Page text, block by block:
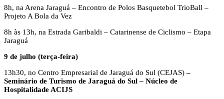
8h, na Arena Jaraguá – Encontro de Polos Basquetebol TrioBall –
Projeto A Bola da Vez
8h às 13h, na Estrada Garibaldi – Catarinense de Ciclismo – Etapa
Jaraguá
9 de julho (terça-feira)
13h30, no Centro Empresarial de Jaraguá do Sul (CEJAS)–
Seminário de Turismo de Jaraguá do Sul – Núcleo de
Hospitalidade ACIJS